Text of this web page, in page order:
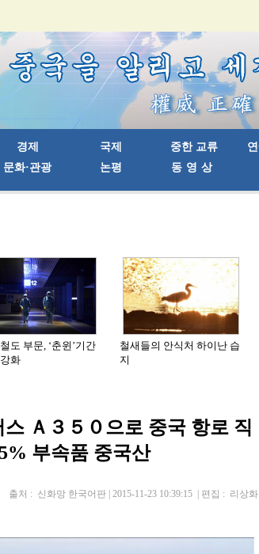
Ａ３５０으로 중국 항로 직
부속품 중국산
출처 : 신화망 한국어판 | 2015-11-23 10:39:15 | 편집 : 리상화